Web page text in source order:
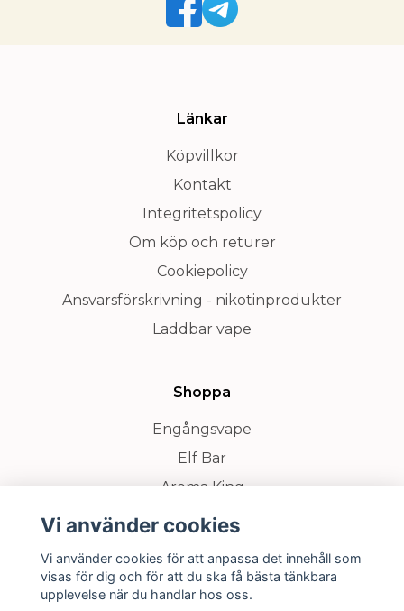
Länkar
Köpvillkor
Kontakt
Integritetspolicy
Om köp och returer
Cookiepolicy
Ansvarsförskrivning - nikotinprodukter
Laddbar vape
Shoppa
Engångsvape
Elf Bar
Aroma King
Billig vape
Prenumerera på vårt nyhetsbrev
Vi använder cookies
Vi använder cookies för att anpassa det innehåll som
visas för dig och för att du ska få bästa tänkbara
upplevelse när du handlar hos oss.